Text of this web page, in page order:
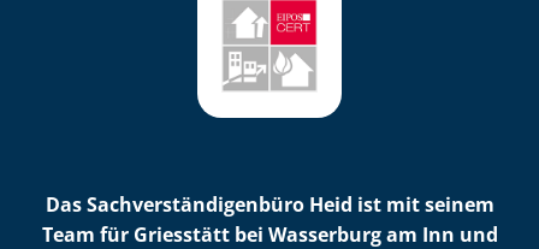
Das Sach­ver­stän­di­gen­bü­ro Heid ist mit seinem
Team für Griesstätt bei Wasserburg am Inn und